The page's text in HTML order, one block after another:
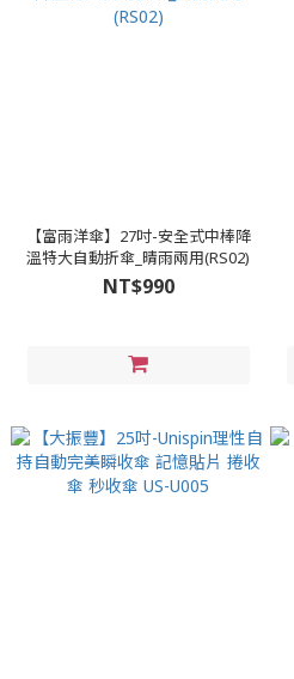
【富雨洋傘】27吋-安全式中棒降
溫特大自動折傘_晴雨兩用(RS02)
NT$990